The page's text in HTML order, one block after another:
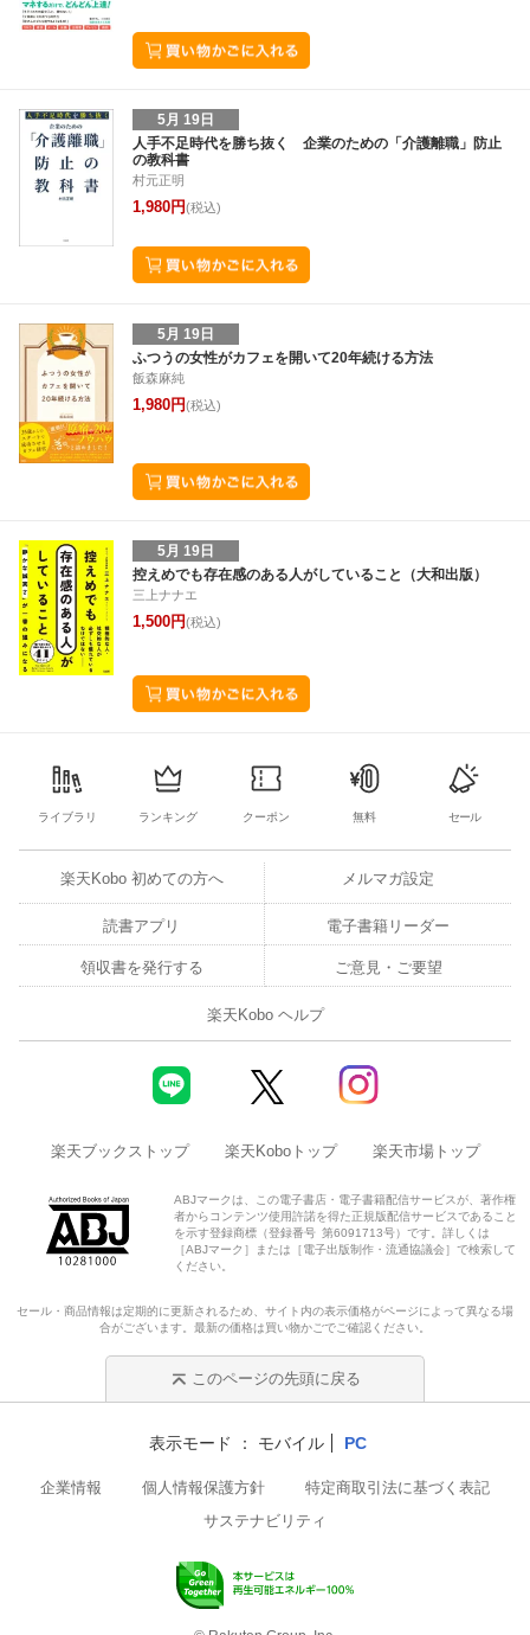
5月 19日
人手不足時代を勝ち抜く 企業のための「介護離職」防止
の教科書
村元正明
1,980円(税込)
5月 19日
ふつうの女性がカフェを開いて20年続ける方法
飯森麻純
1,980円(税込)
5月 19日
控えめでも存在感のある人がしていること（大和出版）
三上ナナエ
1,500円(税込)
ライブラリ ランキング クーポン 無料 セール
楽天Kobo 初めての方へ メルマガ設定
読書アプリ 電子書籍リーダー
領収書を発行する ご意見・ご要望
楽天Kobo ヘルプ
楽天ブックストップ 楽天Koboトップ 楽天市場トップ
ABJマークは、この電子書店・電子書籍配信サービスが、著作権
者からコンテンツ使用許諾を得た正規版配信サービスであること
を示す登録商標（登録番号 第6091713号）です。詳しくは
［ABJマーク］または［電子出版制作・流通協議会］で検索して
ください。
セール・商品情報は定期的に更新されるため、サイト内の表示価格がページによって異なる場
合がございます。最新の価格は買い物かごでご確認ください。
このページの先頭に戻る
表示モード モバイル PC
企業情報 個人情報保護方針
特定商取引法に基づく表記
サステナビリティ